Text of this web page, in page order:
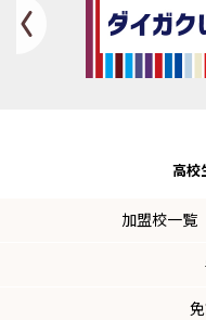
Previous
高校
加盟校一覧